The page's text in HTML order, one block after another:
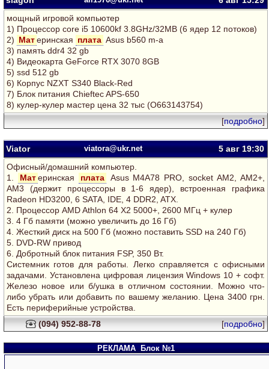
мощный игровой компьютер
1) Процессор core i5 10600kf 3.8GHz/32MB (6 ядер 12 потоков)
2) Материнская плата Asus b560 m-a
3) память ddr4 32 gb
4) Видеокарта GeForce RTX 3070 8GB
5) ssd 512 gb
6) Корпус NZXT S340 Black-Red
7) Блок питания Chieftec APS-650
8) кулер-кулер мастер цена 32 тыс (О663143754)
[подробно]
Viator viatora@ukr.net 5 авг19:30
Офисный/домашний компьютер.
1.
Материнская плата
Asus M4A78 PRO, socket AM2, AM2+,
AM3 (держит процессоры в 1-6 ядер), встроенная графика
Radeon HD3200, 6 SATA, IDE, 4 DDR2, ATX.
2. Процессор AMD Athlon 64 Х2 5000+, 2600 МГц + кулер
3. 4 Гб памяти (можно увеличить до 16 Гб)
4. Жесткий диск на 500 Гб (можно поставить SSD на 240 Гб)
5. DVD-RW привод
6. Добротный блок питания FSP, 350 Вт.
Системник готов для работы. Легко справляется с офисными
задачами. Установлена цифровая лицензия Windows 10 + софт.
Железо новое или б/ушка в отличном состоянии. Можно что-
либо убрать или добавить по вашему желанию. Цена 3400 грн.
Есть периферийные устройства.
(094) 952-88-78
[подробно]
РЕКЛАМА Блок №1